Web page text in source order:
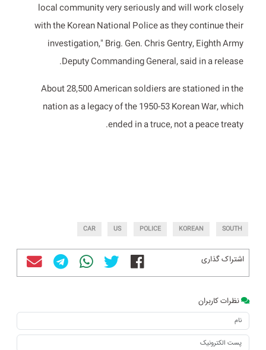
local community very seriously and will work closely
with the Korean National Police as they continue their
investigation," Brig. Gen. Chris Gentry, Eighth Army
Deputy Commanding General, said in a release.
About 28,500 American soldiers are stationed in the
nation as a legacy of the 1950-53 Korean War, which
ended in a truce, not a peace treaty.
SOUTH
KOREAN
POLICE
US
CAR
اشتراک گذاری
نظرات کاربران